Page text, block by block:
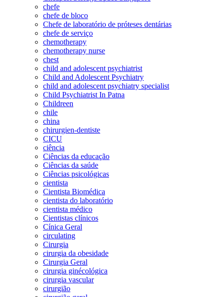
chefe
chefe de bloco
Chefe de laboratório de próteses dentárias
chefe de serviço
chemotherapy
chemotherapy nurse
chest
child and adolescent psychiatrist
Child and Adolescent Psychiatry
child and adolescent psychiatry specialist
Child Psychiatrist In Patna
Childreen
chile
china
chirurgien-dentiste
CICU
ciência
Ciências da educação
Ciências da saúde
Ciências psicológicas
cientista
Cientista Biomédica
cientista do laboratório
cientista médico
Cientistas clínicos
Cínica Geral
circulating
Cirurgia
cirurgia da obesidade
Cirurgia Geral
cirurgia ginécológica
cirurgia vascular
cirurgião